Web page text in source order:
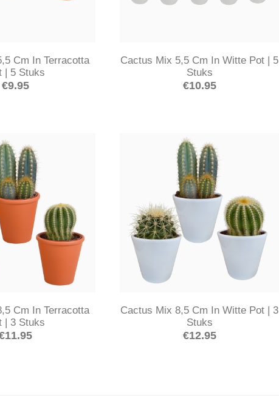
Cm In Terracotta
| 5 Stuks
€9.95
Cactus Mix 5,5 Cm In Witte Pot | 5
Stuks
€10.95
Cm In Terracotta
| 3 Stuks
11.95
Cactus Mix 8,5 Cm In Witte Pot | 3
Stuks
€12.95